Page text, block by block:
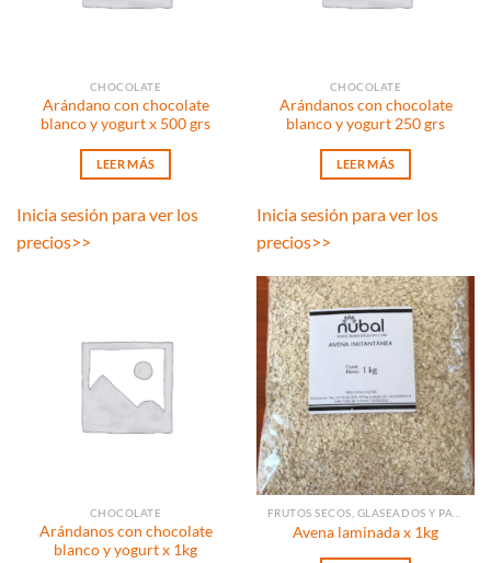
CHOCOLATE
Arándano con chocolate
blanco y yogurt x 500 grs
LEER MÁS
Inicia sesión para ver los
precios>>
CHOCOLATE
Arándanos con chocolate
blanco y yogurt 250 grs
LEER MÁS
Inicia sesión para ver los
precios>>
CHOCOLATE
Arándanos con chocolate
blanco y yogurt x 1kg
Avena laminada x 1kg